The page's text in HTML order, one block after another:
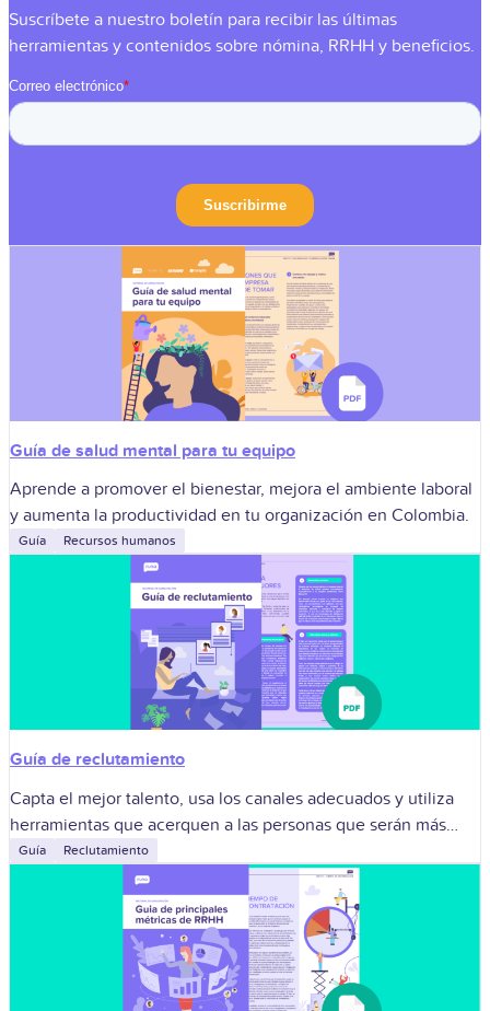
Suscríbete a nuestro boletín para recibir las últimas
herramientas y contenidos sobre nómina, RRHH y beneficios.
Guía de salud mental para tu equipo
Aprende a promover el bienestar, mejora el ambiente laboral
y aumenta la productividad en tu organización en Colombia.
Guía Recursos humanos
Guía de reclutamiento
Capta el mejor talento, usa los canales adecuados y utiliza
herramientas que acerquen a las personas que serán más
valiosas.
Guía Reclutamiento